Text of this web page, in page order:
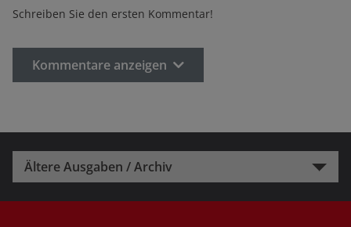
Schreiben Sie den ersten Kommentar!
Kommentare anzeigen
Ältere Ausgaben / Archiv